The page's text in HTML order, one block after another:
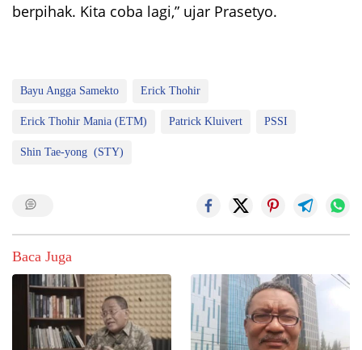
berpihak. Kita coba lagi,” ujar Prasetyo.
Bayu Angga Samekto Erick Thohir
Erick Thohir Mania (ETM) Patrick Kluivert PSSI
Shin Tae-yong (STY)
Baca Juga